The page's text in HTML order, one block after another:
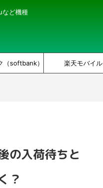
など機種
（softbank） 楽天モバイル
の入荷待ちと
？